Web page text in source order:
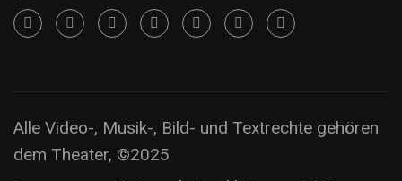
Alle Video-, Musik-, Bild- und Textrechte gehören
dem Theater, ©2025